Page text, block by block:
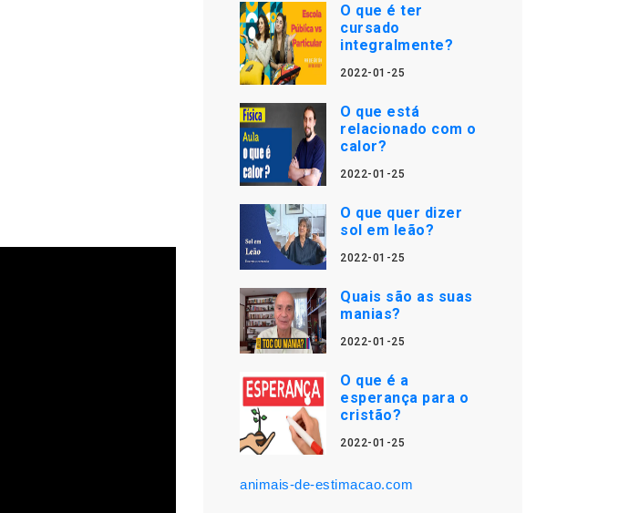
O que é ter
cursado
integralmente?
2022-01-25
O que está
relacionado com o
calor?
2022-01-25
O que quer dizer
sol em leão?
2022-01-25
Quais são as suas
manias?
2022-01-25
O que é a
esperança para o
cristão?
2022-01-25
animais-de-estimacao.com